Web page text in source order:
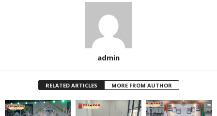
admin
RELATED ARTICLES MORE FROM AUTHOR